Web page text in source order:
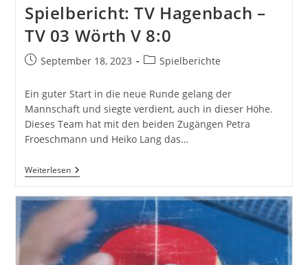
Spielbericht: TV Hagenbach –
TV 03 Wörth V 8:0
BeitragSeptember 18, 2023
Beitrags-
Spielberichte
Ein guter Start in die neue Runde gelang der
Mannschaft und siegte verdient, auch in dieser Höhe.
Dieses Team hat mit den beiden Zugängen Petra
Froeschmann und Heiko Lang das…
WeiterlesenSpielbericht:
TV
–
Wörth
V
8:0